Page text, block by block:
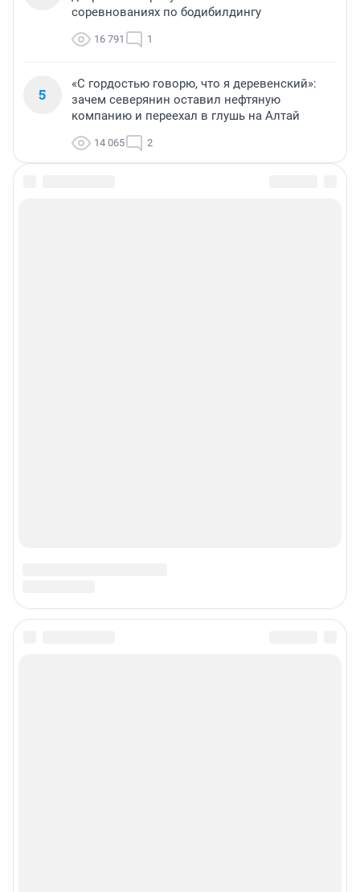
соревнованиях по бодибилдингу
16 791 1
5
«С гордостью говорю, что я деревенский»:
зачем северянин оставил нефтяную
компанию и переехал в глушь на Алтай
14 065 2